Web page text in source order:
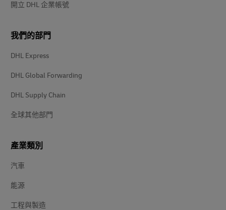
開立 DHL 企業帳號
我們的部門
DHL Express
DHL Global Forwarding
DHL Supply Chain
全球其他部門
產業類別
汽車
能源
工程與製造